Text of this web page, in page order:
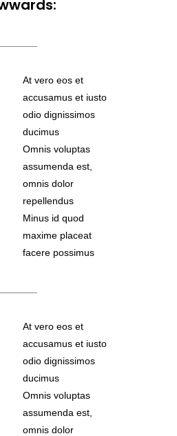
At vero eos et
accusamus et iusto
odio dignissimos
ducimus
Omnis voluptas
assumenda est,
omnis dolor
repellendus
Minus id quod
maxime placeat
facere possimus
At vero eos et
accusamus et iusto
odio dignissimos
ducimus
Omnis voluptas
assumenda est,
omnis dolor